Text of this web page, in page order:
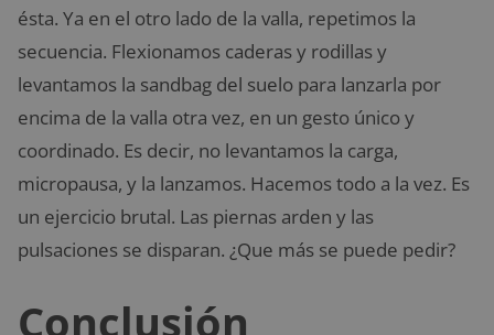
ésta. Ya en el otro lado de la valla, repetimos la
secuencia. Flexionamos caderas y rodillas y
levantamos la sandbag del suelo para lanzarla por
encima de la valla otra vez, en un gesto único y
coordinado. Es decir, no levantamos la carga,
micropausa, y la lanzamos. Hacemos todo a la vez. Es
un ejercicio brutal. Las piernas arden y las
pulsaciones se disparan. ¿Que más se puede pedir?
Conclusión